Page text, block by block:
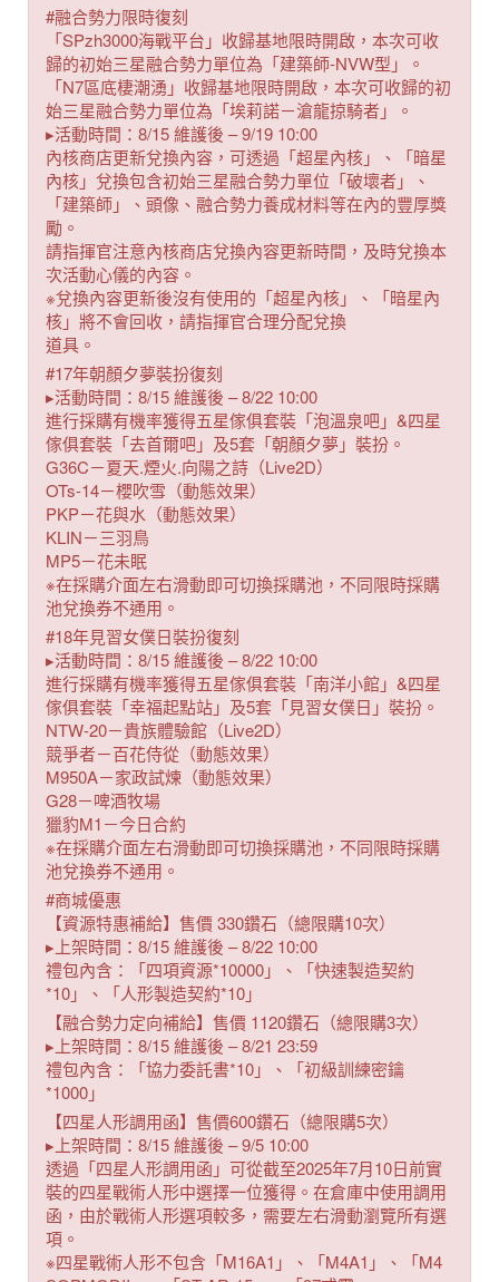
#融合勢力限時復刻
「SPzh3000海戰平台」收歸基地限時開啟，本次可收
歸的初始三星融合勢力單位為「建築師-NVW型」。
「N7區底棲潮湧」收歸基地限時開啟，本次可收歸的初
始三星融合勢力單位為「埃莉諾－滄龍掠騎者」。
▸活動時間：8/15 維護後 – 9/19 10:00
內核商店更新兌換內容，可透過「超星內核」、「暗星
內核」兌換包含初始三星融合勢力單位「破壞者」、
「建築師」、頭像、融合勢力養成材料等在內的豐厚獎
勵。
請指揮官注意內核商店兌換內容更新時間，及時兌換本
次活動心儀的內容。
※兌換內容更新後沒有使用的「超星內核」、「暗星內
核」將不會回收，請指揮官合理分配兌換
道具。
#17年朝顏夕夢裝扮復刻
▸活動時間：8/15 維護後 – 8/22 10:00
進行採購有機率獲得五星傢俱套裝「泡溫泉吧」&四星
傢俱套裝「去首爾吧」及5套「朝顏夕夢」裝扮。
G36C－夏天.煙火.向陽之詩（Live2D）
OTs-14－櫻吹雪（動態效果）
PKP－花與水（動態效果）
KLIN－三羽鳥
MP5－花未眠
※在採購介面左右滑動即可切換採購池，不同限時採購
池兌換券不通用。
#18年見習女僕日裝扮復刻
▸活動時間：8/15 維護後 – 8/22 10:00
進行採購有機率獲得五星傢俱套裝「南洋小館」&四星
傢俱套裝「幸福起點站」及5套「見習女僕日」裝扮。
NTW-20－貴族體驗館（Live2D）
競爭者－百花侍從（動態效果）
M950A－家政試煉（動態效果）
G28－啤酒牧場
獵豹M1－今日合約
※在採購介面左右滑動即可切換採購池，不同限時採購
池兌換券不通用。
#商城優惠
【資源特惠補給】售價 330鑽石（總限購10次）
▸上架時間：8/15 維護後 – 8/22 10:00
禮包內含：「四項資源*10000」、「快速製造契約
*10」、「人形製造契約*10」
【融合勢力定向補給】售價 1120鑽石（總限購3次）
▸上架時間：8/15 維護後 – 8/21 23:59
禮包內含：「協力委託書*10」、「初級訓練密鑰
*1000」
【四星人形調用函】售價600鑽石（總限購5次）
▸上架時間：8/15 維護後 – 9/5 10:00
透過「四星人形調用函」可從截至2025年7月10日前實
裝的四星戰術人形中選擇一位獲得。在倉庫中使用調用
函，由於戰術人形選項較多，需要左右滑動瀏覽所有選
項。
※四星戰術人形不包含「M16A1」、「M4A1」、「M4